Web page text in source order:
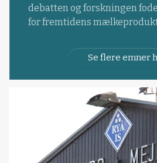
debatten og forskningen
for fremtidens
Se flere emner